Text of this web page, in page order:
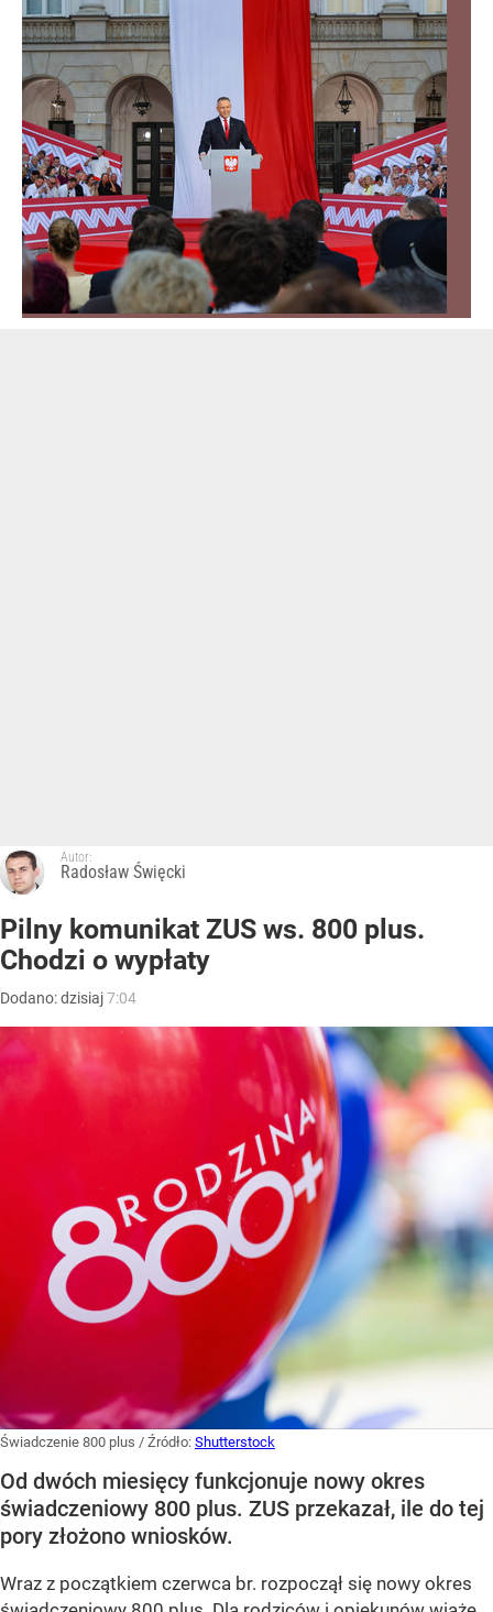
Autor:
Radosław Święcki
Pilny komunikat ZUS ws. 800 plus.
Chodzi o wypłaty
Dodano:dzisiaj7:04
Świadczenie 800 plus / Źródło: Shutterstock
Od dwóch miesięcy funkcjonuje nowy okres
świadczeniowy 800 plus. ZUS przekazał, ile do tej
pory złożono wniosków.
Wraz z początkiem czerwca br. rozpoczął się nowy okres